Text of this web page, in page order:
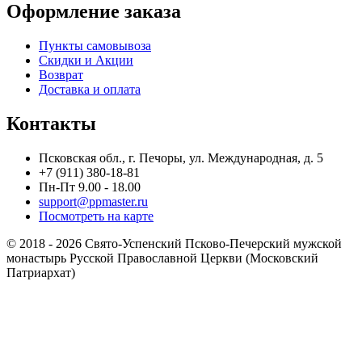
Оформление заказа
Пункты самовывоза
Скидки и Акции
Возврат
Доставка и оплата
Контакты
Псковская обл., г. Печоры, ул. Международная, д. 5
+7 (911) 380-18-81
Пн-Пт 9.00 - 18.00
support@ppmaster.ru
Посмотреть на карте
© 2018 - 2026 Свято-Успенский Псково-Печерский мужской
монастырь Русской Православной Церкви (Московский
Патриархат)